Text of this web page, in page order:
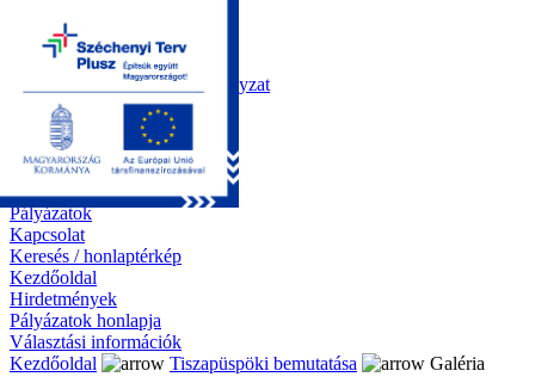
Kezdőoldal
Önkormányzat
Polgármesteri Hivatal
Roma Nemzetiségi Önkormányzat
Elektronikus ügyintézés
Közérdekű információk
Tiszapüspöki bemutatása
Galéria
Díjazottaink
Pályázatok
Kapcsolat
Keresés / honlaptérkép
Kezdőoldal
Hirdetmények
Pályázatok honlapja
Választási információk
Kezdőoldal
Tiszapüspöki bemutatása
Galéria